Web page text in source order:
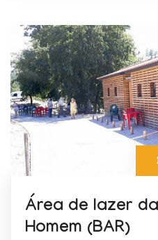
Área de lazer
Homem (BAR)